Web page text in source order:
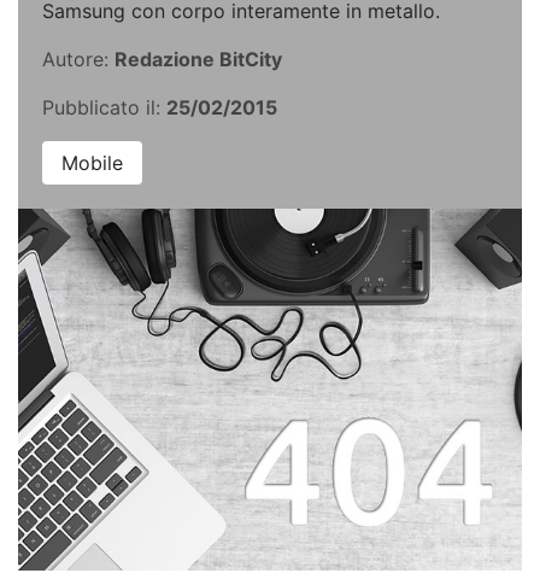
Samsung con corpo interamente in metallo.
Autore: Redazione BitCity
Pubblicato il: 25/02/2015
Mobile